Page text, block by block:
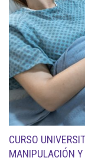
CURSO
MANIPULACIÓN